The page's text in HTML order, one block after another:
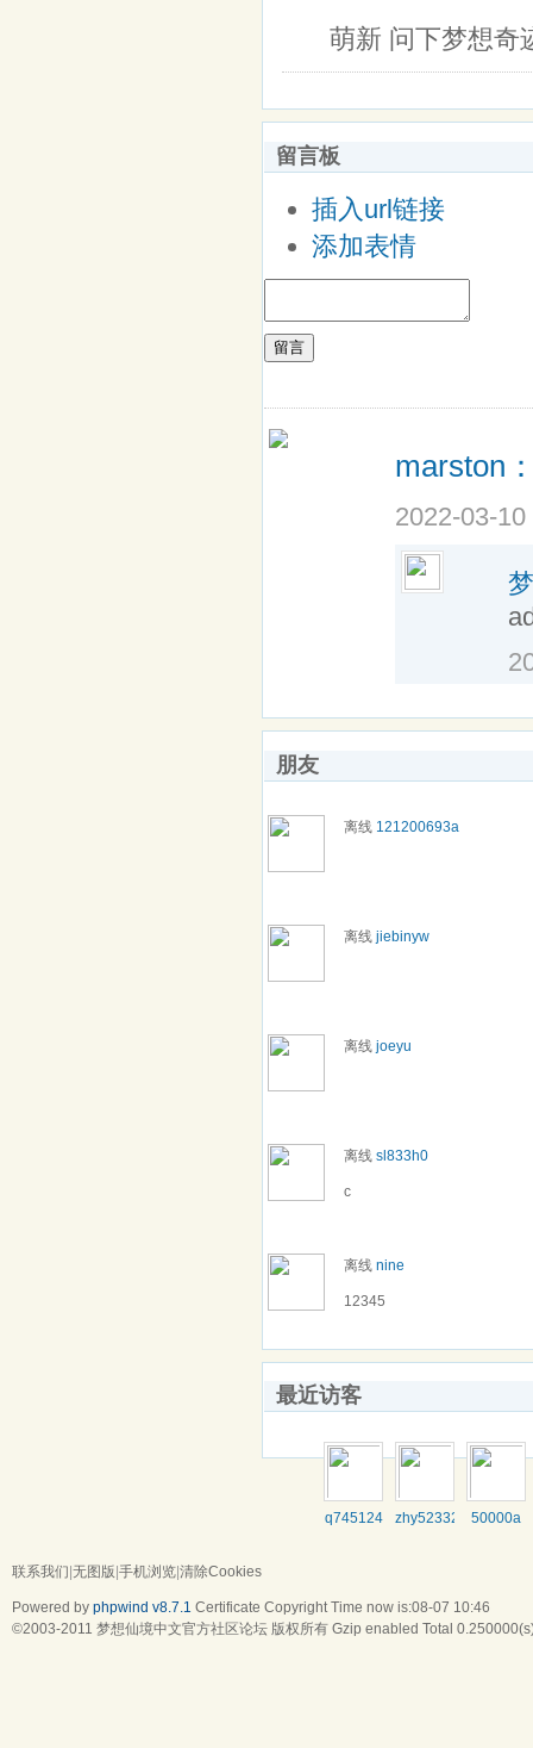
萌新 问下梦想奇
留言板
插入url链接
添加表情
留言
marston
2022-03-10
朋友
离线 121200693a
离线 jiebinyw
离线 joeyu
离线 sl833h0
c
离线 nine
12345
最近访客
q745124 zhy523325 50000a
联系我们 无图版 手机浏览 清除Cookies
Powered by phpwind v8.7.1 Certificate Copyright Time now is:08-07 10:46
©2003-2011 梦想仙境中文官方社区论坛 版权所有 Gzip enabled Total